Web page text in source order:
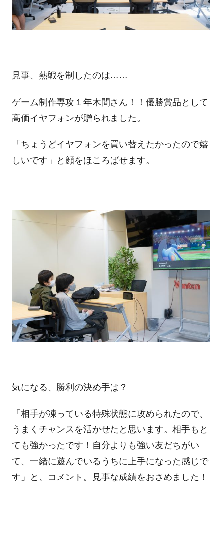
見事、熱戦を制したのは……
ゲーム制作専攻１年木間さん！！優勝賞品として
高価イヤフォンが贈られました。
「ちょうどイヤフォンを買い替えたかったので嬉
しいです」と顔をほころばせます。
気になる、勝利の決め手は？
「相手が凍っている特殊状態に攻められたので、
うまくチャンスを活かせたと思います。相手もと
ても強かったです！自分よりも強い友だちがい
て、一緒に遊んでいるうちに上手になった感じで
す」と、コメント。見事な成績をおさめました！